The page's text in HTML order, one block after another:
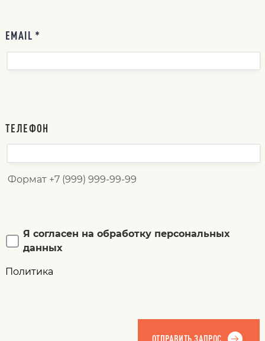
EMAIL *
ТЕЛЕФОН
Формат +7 (999) 999-99-99
Я согласен на обработку персональных
данных
Политика